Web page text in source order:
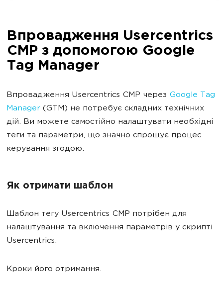
Впровадження Usercentrics
CMP з допомогою Google
Tag Manager
Впровадження Usercentrics CMP через Google Tag
Manager(GTM) не потребує складних технічних
дій. Ви можете самостійно налаштувати необхідні
теги та параметри, що значно спрощує процес
керування згодою.
Як отримати шаблон
Шаблон тегу Usercentrics CMP потрібен для
налаштування та включення параметрів у скрипті
Usercentrics.
Кроки його отримання.